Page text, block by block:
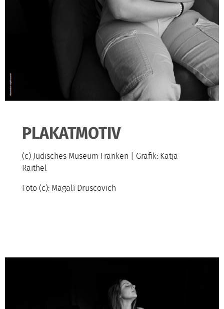
PLAKATMOTIV
(c) Jüdisches Museum Franken | Grafik: Katja
Raithel
Foto (c): Magalí Druscovich